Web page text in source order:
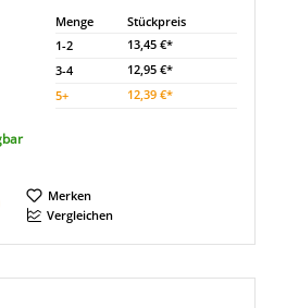
Menge
Stückpreis
1-2
13,45 €*
3-4
12,95 €*
5+ 12,39 €*
Merken
Vergleichen